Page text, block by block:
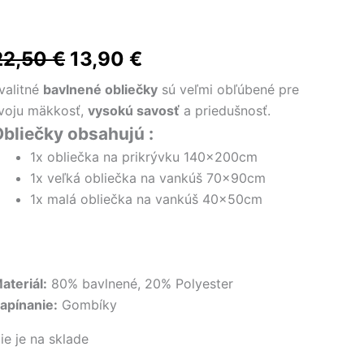
€ Pôvodná
cena
bola:
22,50 €.
13,90€
cena
je:
13,90 €.
bavlnené obliečky sú veľmi obľúbené pre
mäkkosť,vysokú savosť a priedušnosť.
obsahujú :
1x obliečka na prikrývku 140x200cm
1x veľká obliečka na vankúš 70x90cm
1x malá obliečka na vankúš 40x50cm
80% bavlnené, 20% Polyester
Gombíky
je na sklade